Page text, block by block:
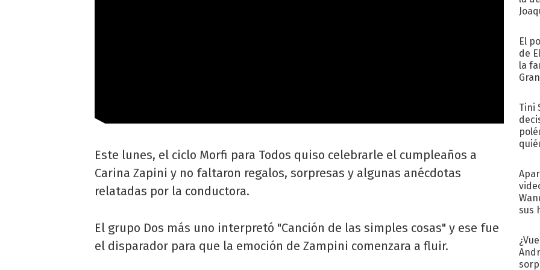
Este lunes, el ciclo Morfi para Todos quiso celebrarle el cumpleaños a
Carina Zapini y no faltaron regalos, sorpresas y algunas anécdotas
relatadas por la conductora.
El grupo Dos más uno interpretó "Canción de las simples cosas" y ese fue
el disparador para que la emoción de Zampini comenzara a fluir.
El
de
la
Tini
sus